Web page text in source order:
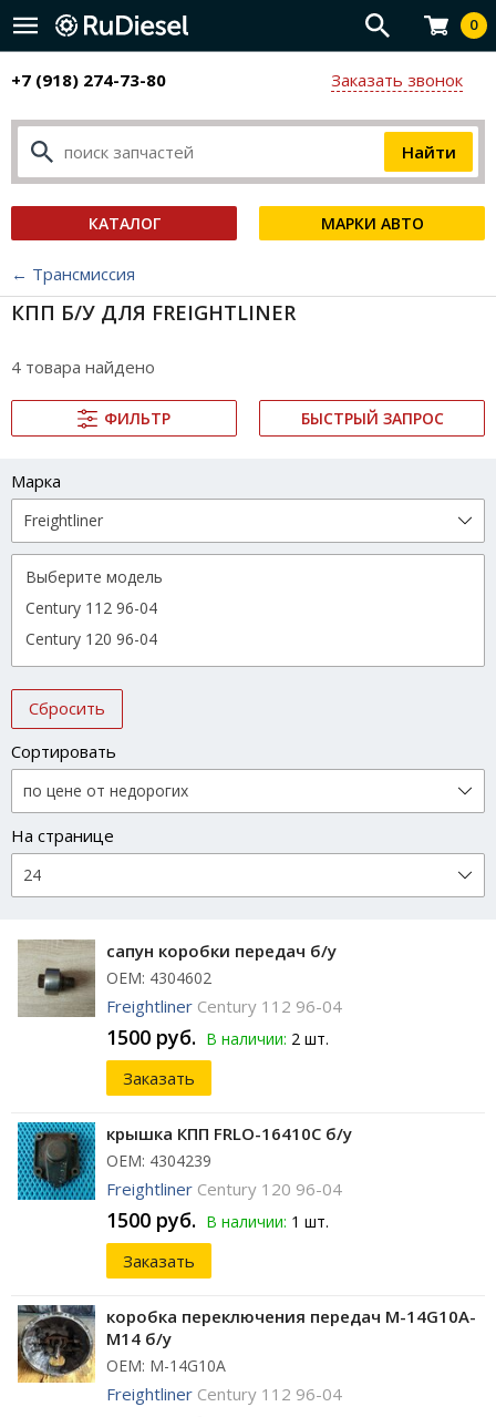
0
+7 (918) 274-73-80 Заказать звонок
КАТАЛОГ МАРКИ АВТО
← Трансмиссия
КПП Б/У ДЛЯ FREIGHTLINER
4 товара найдено
ФИЛЬТР БЫСТРЫЙ ЗАПРОС
Марка
Сбросить
Сортировать
На странице
сапун коробки передач б/у
ОЕМ: 4304602
Freightliner Century 112 96-04
1500 руб. В наличии: 2 шт.
Заказать
крышка КПП FRLO-16410C б/у
ОЕМ: 4304239
Freightliner Century 120 96-04
1500 руб. В наличии: 1 шт.
Заказать
коробка переключения передач M-14G10A-
M14 б/у
ОЕМ: M-14G10A
Freightliner Century 112 96-04